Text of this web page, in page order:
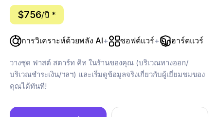
$756/ปี *
การวิเคราะห์ด้วยพลัง AI+ ซอฟต์แวร์+ ฮาร์ดแวร์
วางชุด ฟาสต์ สตาร์ท คิท ในร้านของคุณ (บริเวณทางออก/
บริเวณชำระเงิน/ฯลฯ) และเริ่มดูข้อมูลจริงเกี่ยวกับผู้เยี่ยมชมของ
คุณได้ทันที!